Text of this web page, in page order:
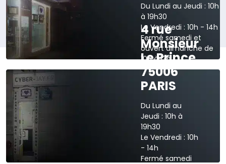
Du Lundi au Jeudi : 10h
à 19h30
Le Vendredi : 10h - 14h
Fermé samedi et
ouvert dimanche de
10h à 13h
Voir sur la carte
4 rue
Monsieur
Le Prince
75006
PARIS
Du Lundi au
Jeudi : 10h à
19h30
Le Vendredi : 10h
- 14h
Fermé samedi